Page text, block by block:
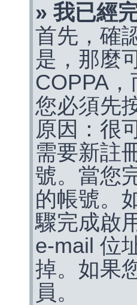
» 我已經
首先，確
是，那麼
COPPA
您必須先
原因：很
需要新註
號。當您
的帳號。
驟完成啟
e-mail 位
掉。如果
員。